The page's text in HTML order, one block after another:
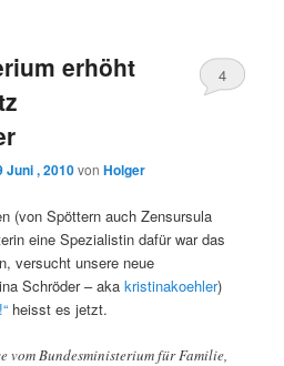
erhöht
Juni , 2010vonHolger
4
(von Spöttern auch Zensursula
eine Spezialistin dafür war das
versucht unsere neue
Schröder – akakristinakoehler)
heisst es jetzt.
vom Bundesministerium für Familie,